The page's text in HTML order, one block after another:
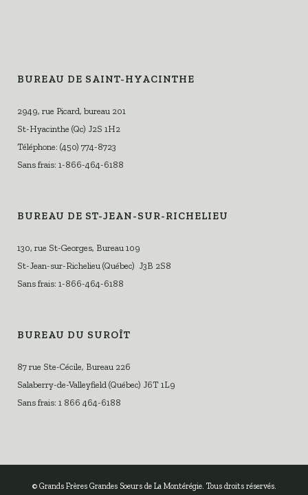
BUREAU DE SAINT-HYACINTHE
2949, rue Picard, bureau 201
St-Hyacinthe (Qc) J2S 1H2
Téléphone: (450) 774-8723
Sans frais: 1-866-464-6188
BUREAU DE ST-JEAN-SUR-RICHELIEU
130, rue St-Georges, Bureau 109
St-Jean-sur-Richelieu (Québec) J3B 2S8
Sans frais: 1-866-464-6188
BUREAU DU SUROÎT
87 rue Ste-Cécile, Bureau 226
Salaberry-de-Valleyfield (Québec) J6T 1L9
Sans frais: 1 866 464-6188
© Grands Frères Grandes Soeurs de La Montérégie. Tous droits réservés.